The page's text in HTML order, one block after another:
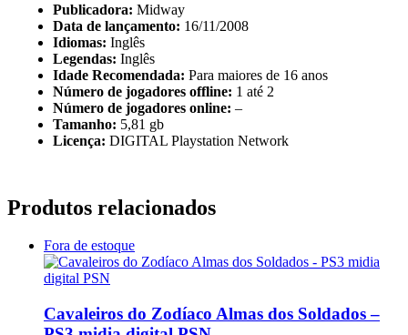
Publicadora: Midway
Data de lançamento: 16/11/2008
Idiomas: Inglês
Legendas: Inglês
Idade Recomendada: Para maiores de 16 anos
Número de jogadores offline: 1 até 2
Número de jogadores online: –
Tamanho: 5,81 gb
Licença: DIGITAL Playstation Network
Produtos relacionados
Fora de estoque
Cavaleiros do Zodíaco Almas dos Soldados –